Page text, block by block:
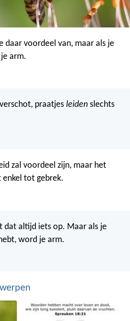
daar voordeel van, maar als je
arm.
praatjes leiden slechts
zal voordeel zijn, maar het
tot gebrek.
dat altijd iets op. Maar als je
word je arm.